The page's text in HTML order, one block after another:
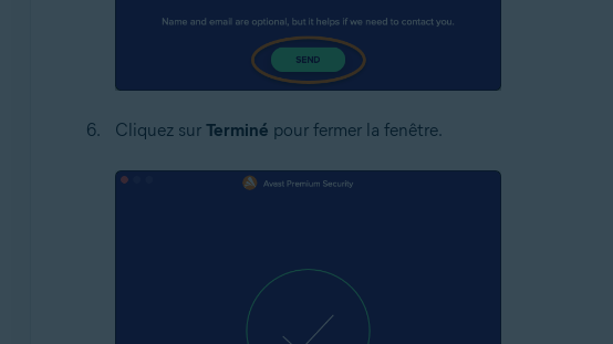
Cliquez sur Terminé pour fermer la fenêtre.